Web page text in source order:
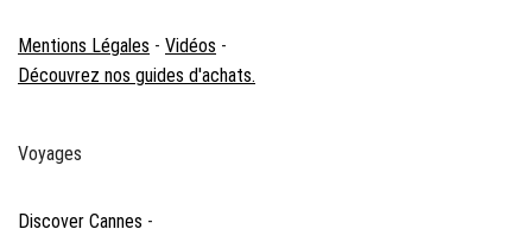
Mentions Légales - Vidéos -
Découvrez nos guides d'achats.
Voyages
Discover Cannes -